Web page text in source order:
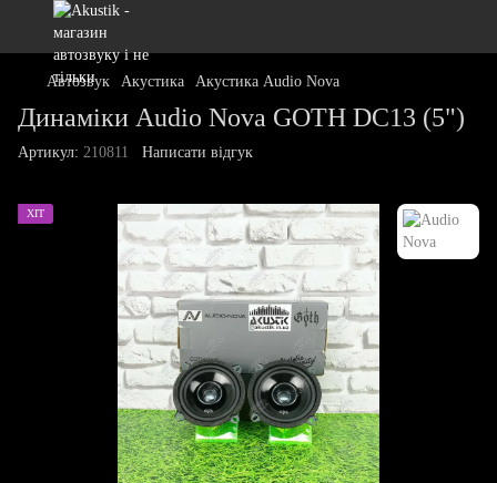
Автозвук Акустика Акустика Audio Nova
Динаміки Audio Nova GOTH DC13 (5")
Артикул: 210811 Написати відгук
ХІТ